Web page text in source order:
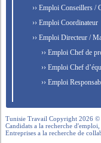
›› Emploi Conseillers /
›› Emploi Coordinateur
›› Emploi Directeur /
›› Emploi Chef de
›› Emploi Chef
›› Emploi
Tunisie Travail Copyright 2026
Candidats a la recherche
Entreprises a la recherche de